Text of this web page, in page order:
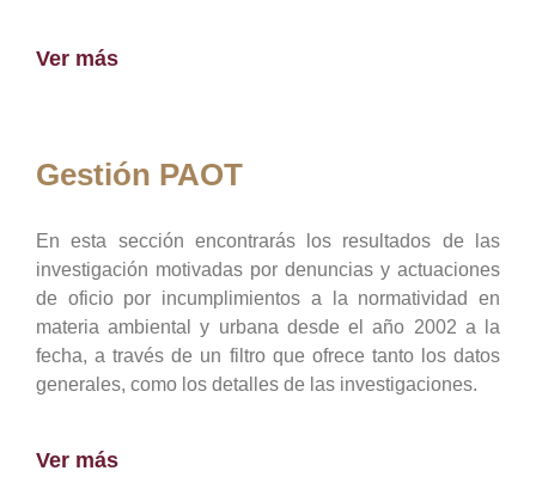
Ver más
Gestión PAOT
En esta sección encontrarás los resultados de las
investigación motivadas por denuncias y actuaciones
de oficio por incumplimientos a la normatividad en
materia ambiental y urbana desde el año 2002 a la
fecha, a través de un filtro que ofrece tanto los datos
generales, como los detalles de las investigaciones.
Ver más